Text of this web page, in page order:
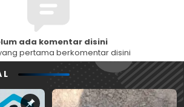
ada komentar disini
pertama berkomentar disini